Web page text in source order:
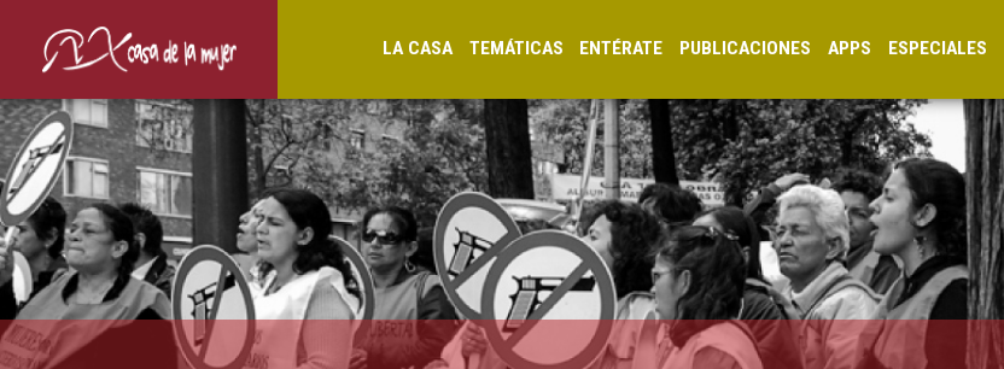
LA CASA TEMÁTICAS ENTÉRATE PUBLICACIONES APPS ESPECIALES